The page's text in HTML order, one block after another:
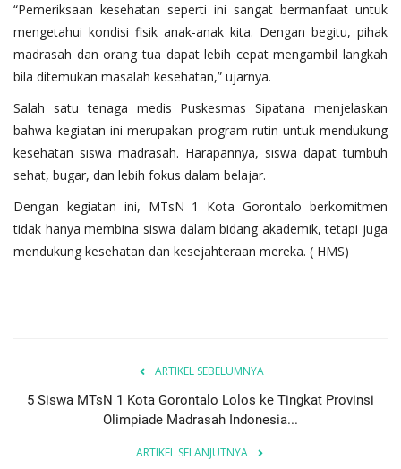
“Pemeriksaan kesehatan seperti ini sangat bermanfaat untuk
mengetahui kondisi fisik anak-anak kita. Dengan begitu, pihak
madrasah dan orang tua dapat lebih cepat mengambil langkah
bila ditemukan masalah kesehatan,” ujarnya.
Salah satu tenaga medis Puskesmas Sipatana menjelaskan
bahwa kegiatan ini merupakan program rutin untuk mendukung
kesehatan siswa madrasah. Harapannya, siswa dapat tumbuh
sehat, bugar, dan lebih fokus dalam belajar.
Dengan kegiatan ini, MTsN 1 Kota Gorontalo berkomitmen
tidak hanya membina siswa dalam bidang akademik, tetapi juga
mendukung kesehatan dan kesejahteraan mereka. ( HMS)
ARTIKEL SEBELUMNYA
5 Siswa MTsN 1 Kota Gorontalo Lolos ke Tingkat Provinsi
Olimpiade Madrasah Indonesia...
ARTIKEL SELANJUTNYA